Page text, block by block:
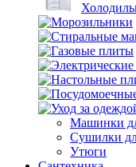
Машинки
Сушилки
Утюги